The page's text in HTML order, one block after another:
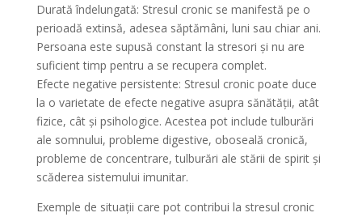
Durată îndelungată: Stresul cronic se manifestă pe o
perioadă extinsă, adesea săptămâni, luni sau chiar ani.
Persoana este supusă constant la stresori și nu are
suficient timp pentru a se recupera complet.
Efecte negative persistente: Stresul cronic poate duce
la o varietate de efecte negative asupra sănătății, atât
fizice, cât și psihologice. Acestea pot include tulburări
ale somnului, probleme digestive, oboseală cronică,
probleme de concentrare, tulburări ale stării de spirit și
scăderea sistemului imunitar.
Exemple de situații care pot contribui la stresul cronic